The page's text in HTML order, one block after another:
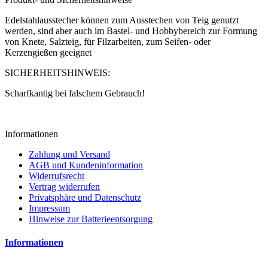
Edelstahlausstecher können zum Ausstechen von Teig genutzt
werden, sind aber auch im Bastel- und Hobbybereich zur Formung
von Knete, Salzteig, für Filzarbeiten, zum Seifen- oder
Kerzengießen geeignet
SICHERHEITSHINWEIS:
Scharfkantig bei falschem Gebrauch!
Informationen
Zahlung und Versand
AGB und Kundeninformation
Widerrufsrecht
Vertrag widerrufen
Privatsphäre und Datenschutz
Impressum
Hinweise zur Batterieentsorgung
Informationen